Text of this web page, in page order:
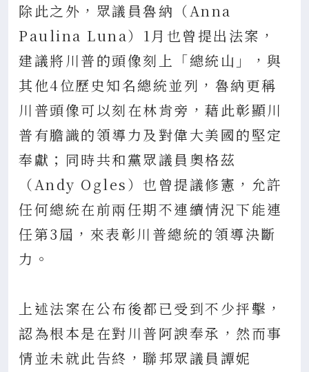
除此之外，眾議員魯納（Anna
Paulina Luna）1月也曾提出法案，
建議將川普的頭像刻上「總統山」，與
其他4位歷史知名總統並列，魯納更稱
川普頭像可以刻在林肯旁，藉此彰顯川
普有膽識的領導力及對偉大美國的堅定
奉獻；同時共和黨眾議員奧格茲
（Andy Ogles）也曾提議修憲，允許
任何總統在前兩任期不連續情況下能連
任第3屆，來表彰川普總統的領導決斷
力。
上述法案在公布後都已受到不少抨擊，
認為根本是在對川普阿諛奉承，然而事
情並未就此告終，聯邦眾議員譚妮